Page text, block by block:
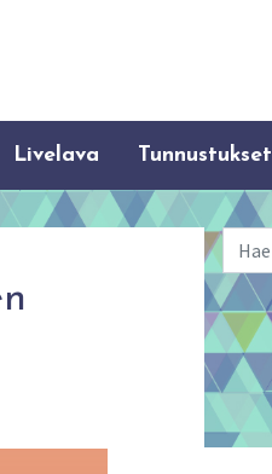
Livelava Tunnustukset
Haku